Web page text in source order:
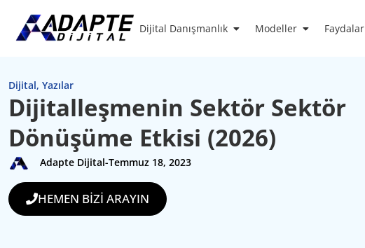
Dijital Danışmanlık Modeller Faydalar
Dijital, Yazılar
Dijitalleşmenin Sektör Sektör
Dönüşüme Etkisi (2026)
Adapte Dijital-Temmuz 18, 2023
HEMEN BİZİ ARAYIN